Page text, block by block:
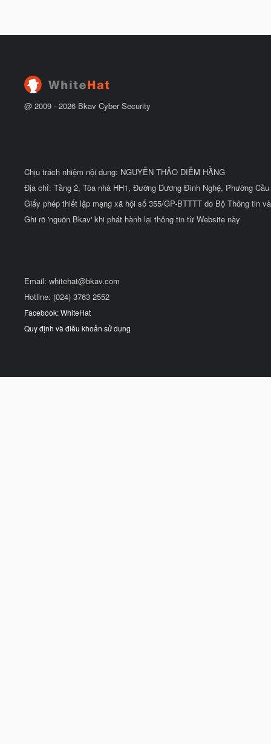
@ 2009 - 2026 Bkav Cyber Security
Chịu trách nhiệm nội dung: NGUYỄN THẢO DIỄM HẰNG
Địa chỉ: Tầng 2, Tòa nhà HH1, Đường Dương Đình Nghệ, Phường
Giấy phép thiết lập mạng xã hội số 355/GP-BTTTT do Bộ Thông tin
Ghi rõ 'nguồn Bkav' khi phát hành lại thông tin từ Website này
Email: whitehat@bkav.com
Hotline: (024) 3763 2552
Facebook: WhiteHat
Quy định và điều khoản sử dụng